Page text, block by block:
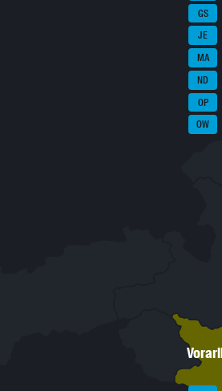
GS
JE
MA
ND
OP
OW